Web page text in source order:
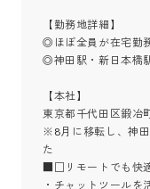
【勤務地詳細】
◎ほぼ全員が在宅勤
◎神田駅・新日本橋
【本社】
東京都千代田区鍛冶
※8月に移転し、神
た
■□リモートでも快
・チャットツールを